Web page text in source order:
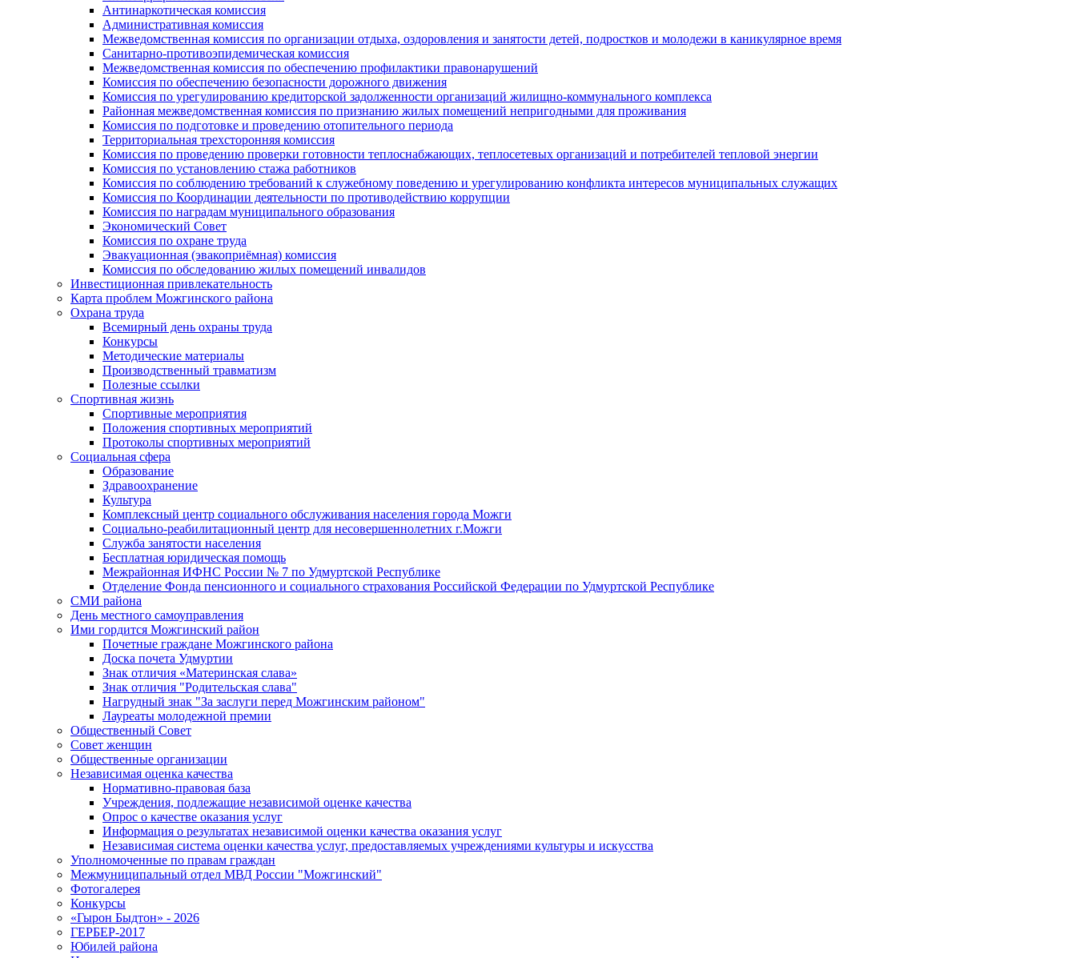
Антинаркотическая комиссия
Административная комиссия
Межведомственная комиссия по организации отдыха, оздоровления и занятости детей, подростков и молодежи в каникулярное время
Санитарно-противоэпидемическая комиссия
Межведомственная комиссия по обеспечению профилактики правонарушений
Комиссия по обеспечению безопасности дорожного движения
Комиссия по урегулированию кредиторской задолженности организаций жилищно-коммунального комплекса
Районная межведомственная комиссия по признанию жилых помещений непригодными для проживания
Комиссия по подготовке и проведению отопительного периода
Территориальная трехсторонняя комиссия
Комиссия по проведению проверки готовности теплоснабжающих, теплосетевых организаций и потребителей тепловой энергии
Комиссия по установлению стажа работников
Комиссия по соблюдению требований к служебному поведению и урегулированию конфликта интересов муниципальных служащих
Комиссия по Координации деятельности по противодействию коррупции
Комиссия по наградам муниципального образования
Экономический Совет
Комиссия по охране труда
Эвакуационная (эвакоприёмная) комиссия
Комиссия по обследованию жилых помещений инвалидов
Инвестиционная привлекательность
Карта проблем Можгинского района
Охрана труда
Всемирный день охраны труда
Конкурсы
Методические материалы
Производственный травматизм
Полезные ссылки
Спортивная жизнь
Спортивные мероприятия
Положения спортивных мероприятий
Протоколы спортивных мероприятий
Социальная сфера
Образование
Здравоохранение
Культура
Комплексный центр социального обслуживания населения города Можги
Социально-реабилитационный центр для несовершеннолетних г.Можги
Служба занятости населения
Бесплатная юридическая помощь
Межрайонная ИФНС России № 7 по Удмуртской Республике
Отделение Фонда пенсионного и социального страхования Российской Федерации по Удмуртской Республике
СМИ района
День местного самоуправления
Ими гордится Можгинский район
Почетные граждане Можгинского района
Доска почета Удмуртии
Знак отличия «Материнская слава»
Знак отличия "Родительская слава"
Нагрудный знак "За заслуги перед Можгинским районом"
Лауреаты молодежной премии
Общественный Совет
Совет женщин
Общественные организации
Независимая оценка качества
Нормативно-правовая база
Учреждения, подлежащие независимой оценке качества
Опрос о качестве оказания услуг
Информация о результатах независимой оценки качества оказания услуг
Независимая система оценки качества услуг, предоставляемых учреждениями культуры и искусства
Уполномоченные по правам граждан
Межмуниципальный отдел МВД России "Можгинский"
Фотогалерея
Конкурсы
«Гырон Быдтон» - 2026
ГЕРБЕР-2017
Юбилей района